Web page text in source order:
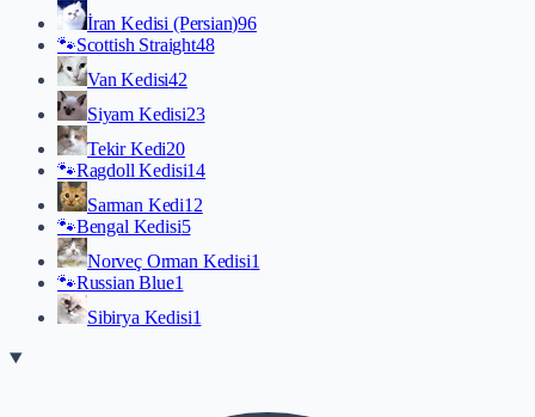
İran Kedisi (Persian)96
🐾Scottish Straight48
Van Kedisi42
Siyam Kedisi23
Tekir Kedi20
🐾Ragdoll Kedisi14
Sarman Kedi12
🐾Bengal Kedisi5
Norveç Orman Kedisi1
🐾Russian Blue1
Sibirya Kedisi1